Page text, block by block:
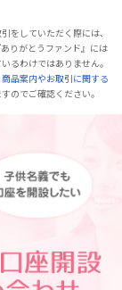
をしていただく際には、
りがとうファンド』には
るわけではありません。
商品案内やお取引に関する
のでご確認ください。